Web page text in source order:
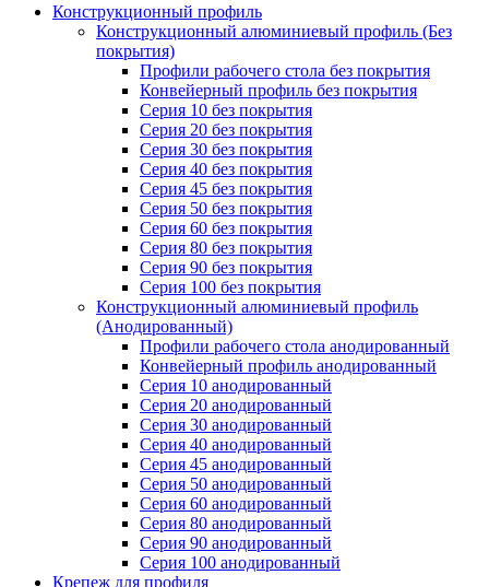
Конструкционный профиль
Конструкционный алюминиевый профиль (Без
покрытия)
Профили рабочего стола без покрытия
Конвейерный профиль без покрытия
Серия 10 без покрытия
Серия 20 без покрытия
Серия 30 без покрытия
Серия 40 без покрытия
Серия 45 без покрытия
Серия 50 без покрытия
Серия 60 без покрытия
Серия 80 без покрытия
Серия 90 без покрытия
Серия 100 без покрытия
Конструкционный алюминиевый профиль
(Анодированный)
Профили рабочего стола анодированный
Конвейерный профиль анодированный
Серия 10 анодированный
Серия 20 анодированный
Серия 30 анодированный
Серия 40 анодированный
Серия 45 анодированный
Серия 50 анодированный
Серия 60 анодированный
Серия 80 анодированный
Серия 90 анодированный
Серия 100 анодированный
Крепеж для профиля